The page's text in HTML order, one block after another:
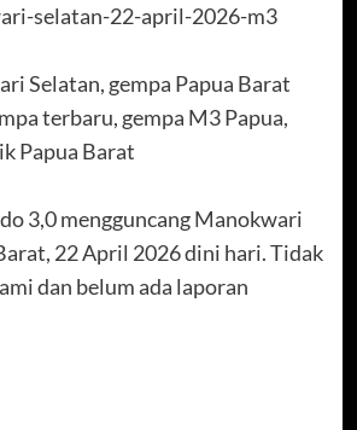
selatan-22-april-2026-m3
Selatan, gempa Papua Barat
terbaru, gempa M3 Papua,
Papua Barat
3,0 mengguncang Manokwari
22 April 2026 dini hari. Tidak
dan belum ada laporan